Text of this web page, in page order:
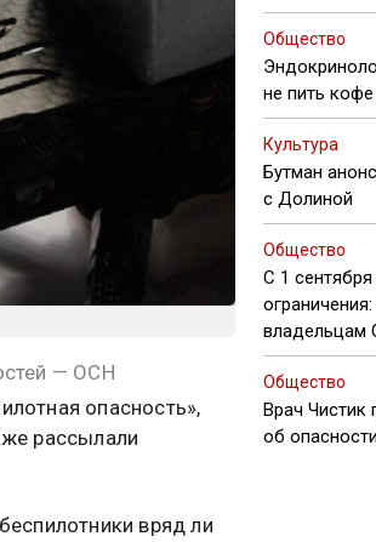
— ОСН
опасность»,
рассылали
вряд ли
Общество
не пить
Культура
Бутман
с Долиной
Общество
С 1
владельцам
Общество
Врач Чистик
об